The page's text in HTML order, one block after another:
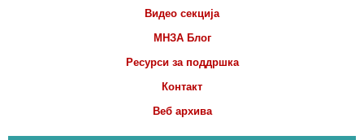
Видео секција
МНЗА Блог
Ресурси за поддршка
Контакт
Веб архива